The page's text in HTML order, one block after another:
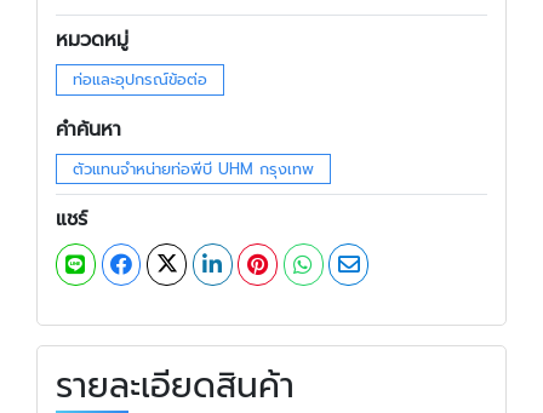
หมวดหมู่
ท่อและอุปกรณ์ข้อต่อ
คำค้นหา
ตัวแทนจำหน่ายท่อพีบี UHM กรุงเทพ
แชร์
รายละเอียดสินค้า